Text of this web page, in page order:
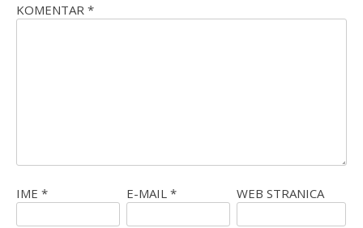
KOMENTAR *
IME * E-MAIL * WEB STRANICA